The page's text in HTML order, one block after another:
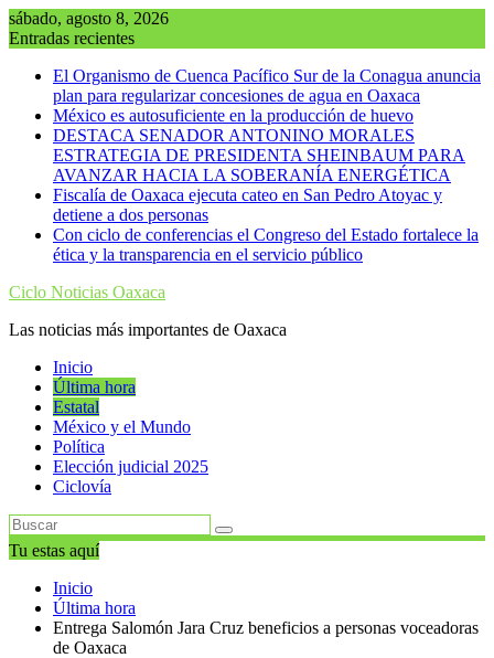
Saltar
al
sábado, agosto 8, 2026
Entradas recientes
El Organismo de Cuenca Pacífico Sur de la Conagua anuncia
plan para regularizar concesiones de agua en Oaxaca
México es autosuficiente en la producción de huevo
DESTACA SENADOR ANTONINO MORALES
ESTRATEGIA DE PRESIDENTA SHEINBAUM PARA
AVANZAR HACIA LA SOBERANÍA ENERGÉTICA
Fiscalía de Oaxaca ejecuta cateo en San Pedro Atoyac y
detiene a dos personas
Con ciclo de conferencias el Congreso del Estado fortalece la
ética y la transparencia en el servicio público
Ciclo Noticias Oaxaca
Las noticias más importantes de Oaxaca
Inicio
Última hora
Estatal
México y el Mundo
Política
Elección judicial 2025
Ciclovía
Tu estas aquí
Inicio
Última hora
Entrega Salomón Jara Cruz beneficios a personas voceadoras
de Oaxaca